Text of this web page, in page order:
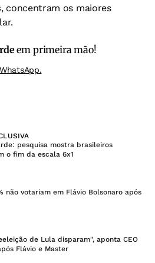
, concentram os maiores
em primeira mão!
pesquisa mostra brasileiros
o fim da escala 6x1
não votariam em Flávio Bolsonaro após
de Lula disparam", aponta CEO
Flávio e Master